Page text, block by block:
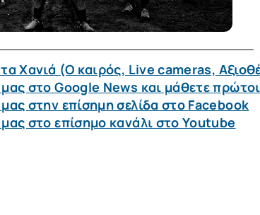
Χανιά (O καιρός, Live cameras,
στο Google News και μάθετε πρώτοι
στην επίσημη σελίδα στο Facebook
στο επίσημο κανάλι στο Youtube